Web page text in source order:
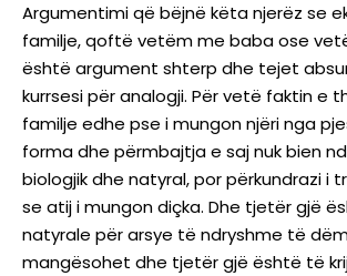
Argumentimi që bëjnë këta njerëz se
familje, qoftë vetëm me baba ose
është argument shterp dhe tejet
kurrsesi për analogji. Për vetë faktin e
familje edhe pse i mungon njëri nga
forma dhe përmbajtja e saj nuk bien
biologjik dhe natyral, por përkundrazi i
se atij i mungon diçka. Dhe tjetër gjë
natyrale për arsye të ndryshme të
mangësohet dhe tjetër gjë është të